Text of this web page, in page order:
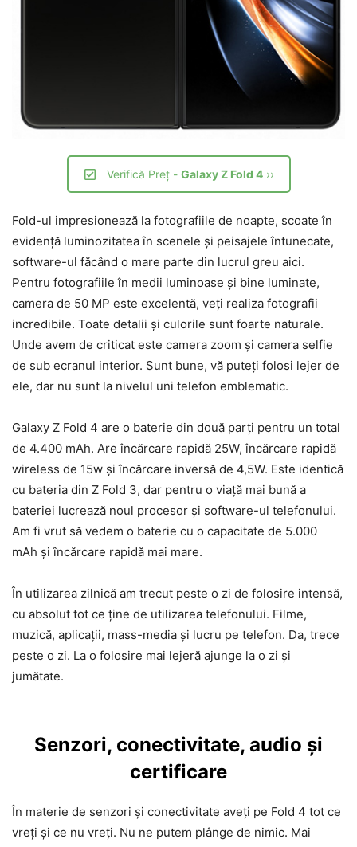
Verifică Preț - Galaxy Z Fold 4››
Fold-ul impresionează la fotografiile de noapte, scoate în
evidență luminozitatea în scenele și peisajele întunecate,
software-ul făcând o mare parte din lucrul greu aici.
Pentru fotografiile în medii luminoase și bine luminate,
camera de 50 MP este excelentă, veți realiza fotografii
incredibile. Toate detalii și culorile sunt foarte naturale.
Unde avem de criticat este camera zoom și camera selfie
de sub ecranul interior. Sunt bune, vă puteți folosi lejer de
ele, dar nu sunt la nivelul uni telefon emblematic.
Galaxy Z Fold 4 are o baterie din două parți pentru un total
de 4.400 mAh. Are încărcare rapidă 25W, încărcare rapidă
wireless de 15w și încărcare inversă de 4,5W. Este identică
cu bateria din Z Fold 3, dar pentru o viață mai bună a
bateriei lucrează noul procesor și software-ul telefonului.
Am fi vrut să vedem o baterie cu o capacitate de 5.000
mAh și încărcare rapidă mai mare.
În utilizarea zilnică am trecut peste o zi de folosire intensă,
cu absolut tot ce ține de utilizarea telefonului. Filme,
muzică, aplicații, mass-media și lucru pe telefon. Da, trece
peste o zi. La o folosire mai lejeră ajunge la o zi și
jumătate.
Senzori, conectivitate, audio și
certificare
În materie de senzori și conectivitate aveți pe Fold 4 tot ce
vreți și ce nu vreți. Nu ne putem plânge de nimic. Mai